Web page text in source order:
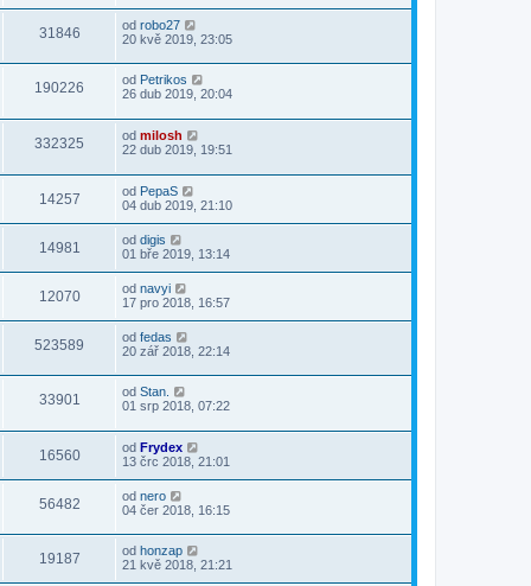
31846 od robo27
20 kvě 2019, 23:05
190226 od Petrikos
26 dub 2019, 20:04
332325 od milosh
22 dub 2019, 19:51
14257 od PepaS
04 dub 2019, 21:10
14981 od digis
01 bře 2019, 13:14
12070 od navyi
17 pro 2018, 16:57
523589 od fedas
20 zář 2018, 22:14
33901 od Stan.
01 srp 2018, 07:22
16560 od Frydex
13 črc 2018, 21:01
56482 od nero
04 čer 2018, 16:15
19187 od honzap
21 kvě 2018, 21:21